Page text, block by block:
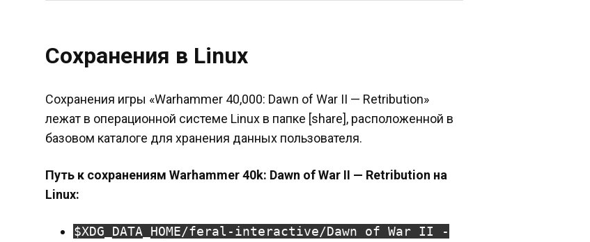
Сохранения в Linux
Сохранения игры «Warhammer 40,000: Dawn of War II — Retribution»
лежат в операционной системе Linux в папке [share], расположенной в
базовом каталоге для хранения данных пользователя.
Путь к сохранениям Warhammer 40k: Dawn of War II — Retribution на
Linux:
$XDG_DATA_HOME/feral-interactive/Dawn of War II -